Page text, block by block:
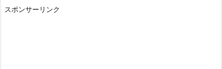
スポンサーリンク